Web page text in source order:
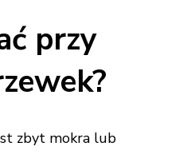
przy
zbyt mokra lub